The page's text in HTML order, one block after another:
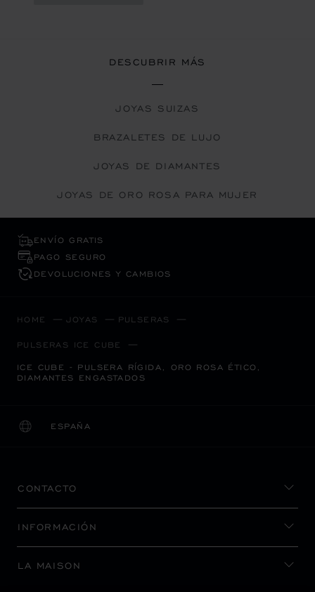
DESCUBRIR MÁS
JOYAS SUIZAS
BRAZALETES DE LUJO
JOYAS DE DIAMANTES
JOYAS DE ORO ROSA PARA MUJER
ENVÍO GRATIS
PAGO SEGURO
DEVOLUCIONES Y CAMBIOS
HOME JOYAS PULSERAS
PULSERAS ICE CUBE
ICE CUBE - PULSERA RÍGIDA, ORO ROSA ÉTICO,
DIAMANTES ENGASTADOS
ESPAÑA
LOCALIZACIÓN (CAMBIAR PAÍS)
CAMBIAR PAÍS
CONTACTO
INFORMACIÓN
LA MAISON